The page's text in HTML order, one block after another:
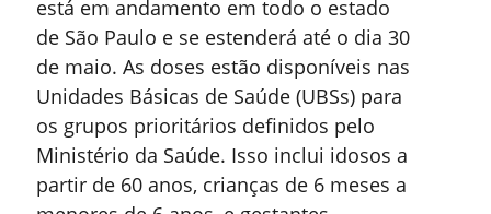
está em andamento em todo o estado
de São Paulo e se estenderá até o dia 30
de maio. As doses estão disponíveis nas
Unidades Básicas de Saúde (UBSs) para
os grupos prioritários definidos pelo
Ministério da Saúde. Isso inclui idosos a
partir de 60 anos, crianças de 6 meses a